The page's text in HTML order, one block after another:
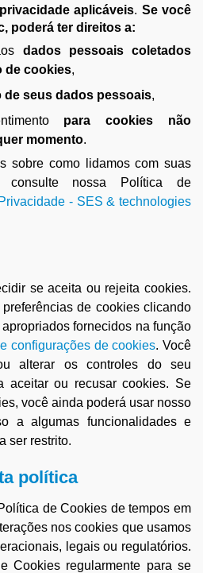
aplicáveis. Se você
poderá ter direitos a:
dados pessoais coletados
de cookies,
de seus dados pessoais,
para cookies não
momento.
sobre como lidamos com suas
consulte nossa Política de
- SES & technologies
se aceita ou rejeita cookies.
de cookies clicando
fornecidos na função
configurações de cookies. Você
alterar os controles do seu
aceitar ou recusar cookies. Se
você ainda poderá usar nosso
a algumas funcionalidades e
ser restrito.
política
de Cookies de tempos em
nos cookies que usamos
legais ou regulatórios.
Cookies regularmente para se